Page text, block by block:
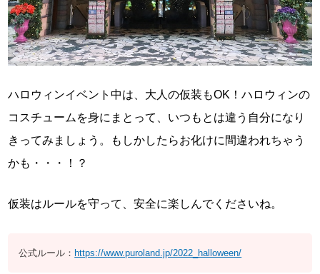
ハロウィンイベント中は、大人の仮装もOK！ハロウィンの
コスチュームを身にまとって、いつもとは違う自分になり
きってみましょう。もしかしたらお化けに間違われちゃう
かも・・・！？
仮装はルールを守って、安全に楽しんでくださいね。
公式ルール：https://www.puroland.jp/2022_halloween/